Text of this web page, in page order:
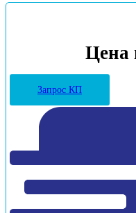
Цена
Запрос КП